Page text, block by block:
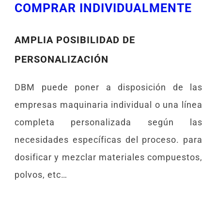
COMPRAR INDIVIDUALMENTE
AMPLIA POSIBILIDAD DE
PERSONALIZACIÓN
DBM puede poner a disposición de las
empresas maquinaria individual o una línea
completa personalizada según las
necesidades específicas del proceso. para
dosificar y mezclar materiales compuestos,
polvos, etc…